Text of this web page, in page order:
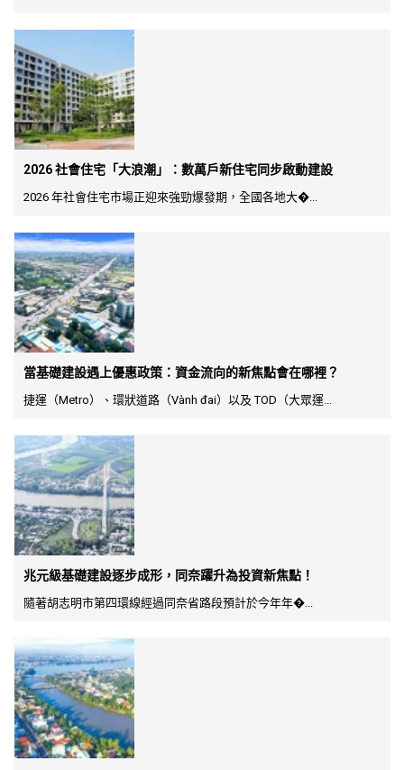
2026 社會住宅「大浪潮」：數萬戶新住宅同步啟動建設
2026 年社會住宅市場正迎來強勁爆發期，全國各地大�...
當基礎建設遇上優惠政策：資金流向的新焦點會在哪裡？
捷運（Metro）、環狀道路（Vành đai）以及 TOD（大眾運...
兆元級基礎建設逐步成形，同奈躍升為投資新焦點！
隨著胡志明市第四環線經過同奈省路段預計於今年年�...